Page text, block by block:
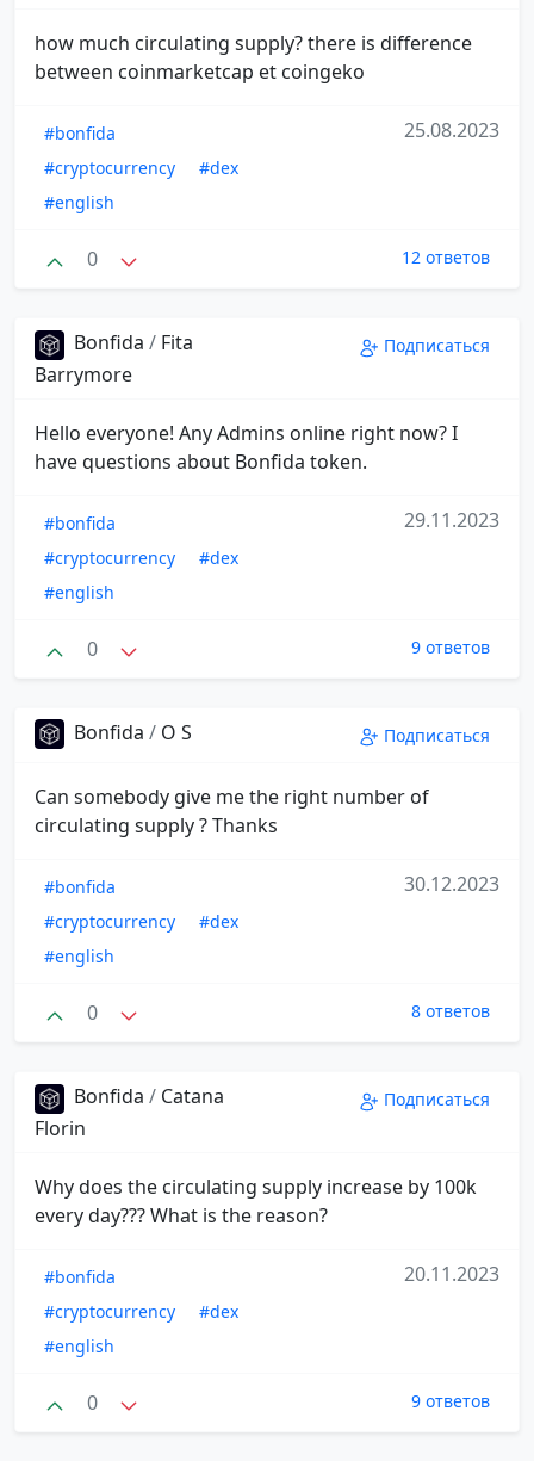
how much circulating supply? there is difference
between coinmarketcap et coingeko
#bonfida
#cryptocurrency
#dex
#english
25.08.2023
0 12 ответов
Bonfida / Fita
Barrymore
Подписаться
Hello everyone! Any Admins online right now? I
have questions about Bonfida token.
#bonfida
#cryptocurrency
#dex
#english
29.11.2023
0 9 ответов
Bonfida / O S Подписаться
Can somebody give me the right number of
circulating supply ? Thanks
#bonfida
#cryptocurrency
#dex
#english
30.12.2023
0 8 ответов
Bonfida / Catana
Florin
Подписаться
Why does the circulating supply increase by 100k
every day??? What is the reason?
#bonfida
#cryptocurrency
#dex
#english
20.11.2023
0 9 ответов